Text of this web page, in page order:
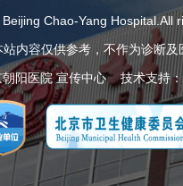
Chao-Yang Hospital.All
内容仅供参考，不作为诊断及
朝阳医院 宣传中心 技术支持：